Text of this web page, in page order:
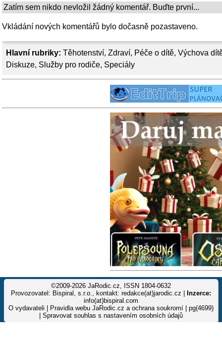
Hlavní rubriky: Těhotenství, Zdraví, Péče o dítě, Výchova
Diskuze, Služby pro rodiče, Speciály
Zatím sem nikdo nevložil žádný komentář. Buďte první...
Vkládání nových komentářů bylo dočasně pozastaveno.
©2009-2026 JaRodic.cz, ISSN 1804-0632
Provozovatel: Bispiral, s.r.o., kontakt: redakce(at)jarodic.cz |
Inzerce:
info(at)bispiral.com
O vydavateli
Pravidla webu JaRodic.cz a ochrana soukromí | pg(4699)
Spravovat souhlas s nastavením osobních údajů